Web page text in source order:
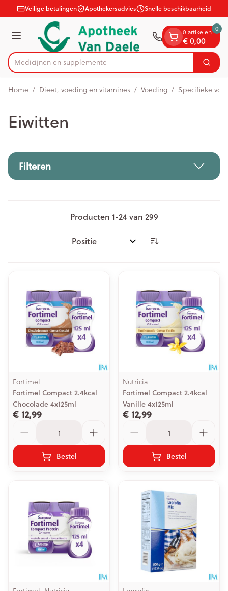
Ga naar de inhoud
1 van 1Veilige betalingen Apothekersadvies Snelle beschikbaarheid
Menu
Product, merk, categorie...
Medicijn Zoek
0 artikelen
€ 0,00
0
Home / Dieet, voeding en vitamines / Voeding / Specifieke
Eiwitten
Filteren
Producten 1-24van 299
Sorteer op:
Fortimel
Fortimel Compact 2.4kcal
Chocolade 4x125ml
€ 12,99
Bestel
Nutricia
Fortimel Compact 2.4kcal
Vanille 4x125ml
€ 12,99
Bestel